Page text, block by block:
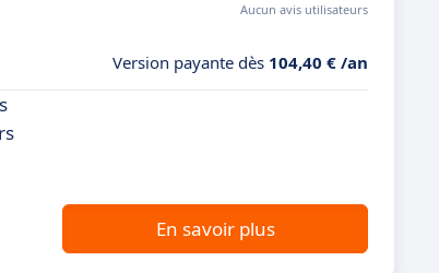
Aucun avis utilisateurs
Version payante dès 104,40 € /an
En savoir plus